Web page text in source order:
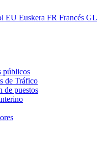
EU Euskera FR Francés GL
públicos
de Tráfico
de puestos